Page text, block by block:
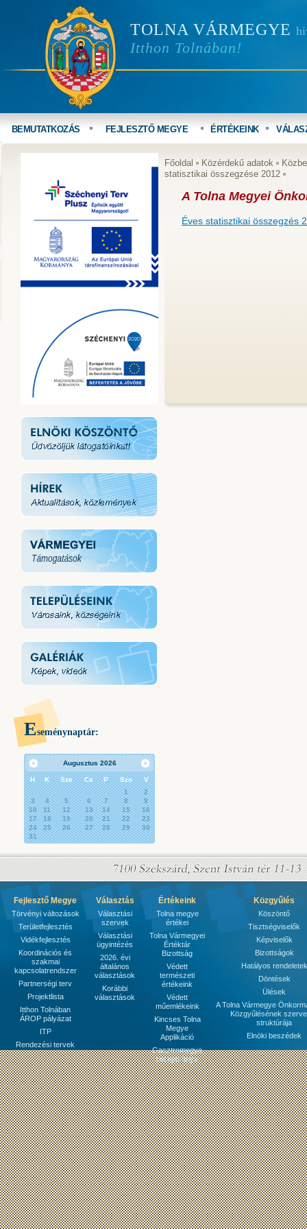
TOLNA VÁRMEGYE
Itthon Tolnában!
BEMUTATKOZÁS FEJLESZTŐ MEGYE ÉRTÉKEINK
Eseménynaptár:
Augusztus 2026
H K Sze Cs P Szo
V
1
2
3
4 5 6 7 8
9
10
11 12 13 14 15
16
17
18 19 20 21 22
23
24
25 26 27 28 29
30
31
Főoldal Közérdekű adatok
statisztikai összegzése 2012
A Tolna Megyei
Éves statisztikai összegzés
Fejlesztő Megye
Törvényi változások
Területfejlesztés
Vidékfejlesztés
Koordinációs és
szakmai
kapcsolatrendszer
Partnerségi terv
Projektlista
Itthon Tolnában
ÁROP pályázat
ITP
Rendezési tervek
Választás
Választási
szervek
Választási
ügyintézés
2026. évi
általános
választások
Korábbi
választások
Értékeink
Tolna megye
értékei
Tolna Vármegyei
Értéktár
Bizottság
Védett
természeti
értékeink
Védett
műemlékeink
Kincses Tolna
Megye
Applikáció
Gasztromegye
receptkönyv
Közgyűlés
Köszöntő
Tisztségviselők
Képviselők
Bizottságok
Hatályos rendeletek
Döntések
Ülések
A Tolna Vármegye
Közgyűlésének
struktúrája
Elnöki beszédek